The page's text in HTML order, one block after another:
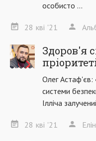
особисто ...
28 кві '21
Здоров'я
Олег Астаф'єв:
системи
Ілліча
28 кві '21